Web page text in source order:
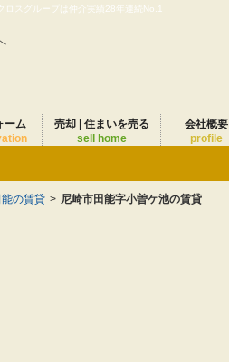
ロスグループは仲介実績28年連続No.1
ーム
売却 | 住まいを売る
sell home
会社概要
profile
の賃貸 > 尼崎市田能字小曽ケ池の賃貸